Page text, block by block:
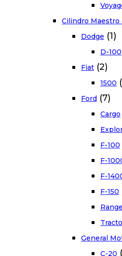
Cilindro Maestro
Dodge (1)
D-100
Fiat (2)
1500
Ford (7)
Cargo
F-100
F-
F-
F-150
General
C-20